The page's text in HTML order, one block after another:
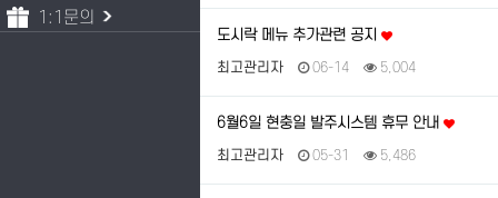
1:1문의
도시락 메뉴 추가관련 공지
최고관리자 06-14 5,004
6월6일 현충일 발주시스템 휴무 안내
최고관리자 05-31 5,486